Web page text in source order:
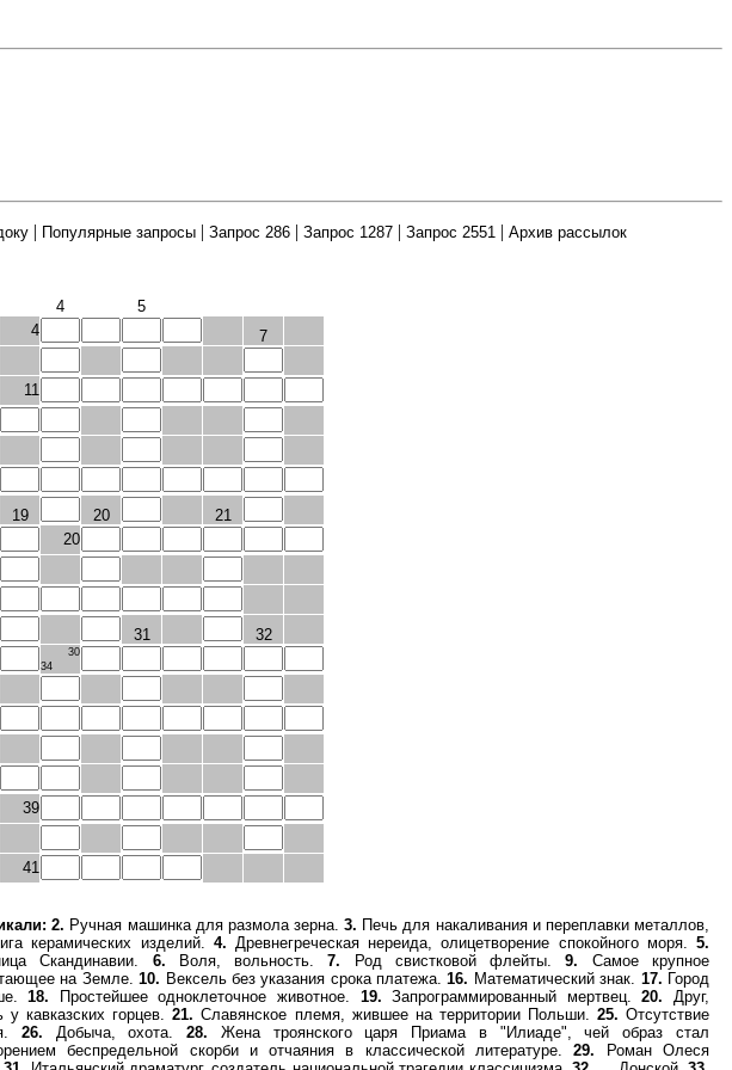
| Популярные запросы | Запрос 286 | Запрос 1287 | Запрос 2551 | Архив рассылок
4
5
4
7
11
19 20
21
20
31
32
30
34
39
41
2. Ручная машинка для размола зерна.3. Печь для накаливания и переплавки металлов,
керамических изделий. 4. Древнегреческая нереида, олицетворение спокойного моря.5.
Скандинавии. 6. Воля, вольность.7. Род свистковой флейты.9. Самое крупное
на Земле.10. Вексель без указания срока платежа.16. Математический знак. 17. Город
18. Простейшее одноклеточное животное. 19. Запрограммированный мертвец.20. Друг,
у кавказских горцев.21. Славянское племя, жившее на территории Польши. 25. Отсутствие
26. Добыча, охота.28. Жена троянского царя Приама в "Илиаде", чей образ стал
беспредельной скорби и отчаяния в классической литературе.29. Роман Олеся